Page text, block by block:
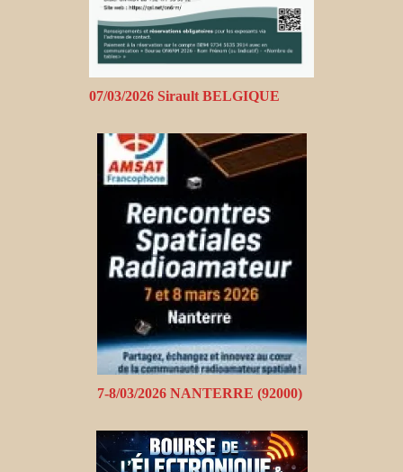
07/03/2026 Sirault BELGIQUE
7-8/03/2026 NANTERRE (92000)